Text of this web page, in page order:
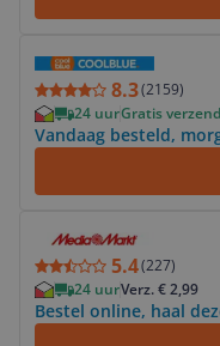
8.3(2159)
24 uurGratis
Vandaag besteld,
5.4(227)
24 uurVerz. € 2,99
Bestel online, haal